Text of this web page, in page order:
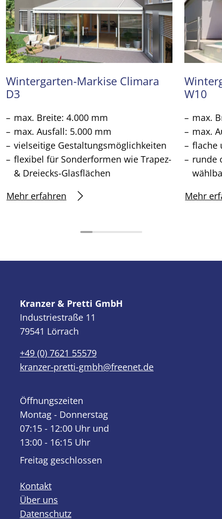
Wintergarten-Markise Climara
D3
max. Breite: 4.000 mm
max. Ausfall: 5.000 mm
vielseitige Gestaltungsmöglichkeiten
flexibel für Sonderformen wie Trapez-
& Dreiecks-Glasflächen
Mehr erfahren
W10
max.
max.
flache
runde
Mehr
Kranzer & Pretti GmbH
Industriestraße 11
79541 Lörrach
+49 (0) 7621 55579
kranzer-pretti-gmbh@freenet.de
Öffnungszeiten
Montag - Donnerstag
07:15 - 12:00 Uhr und
13:00 - 16:15 Uhr
Freitag geschlossen
Kontakt
Über uns
Datenschutz